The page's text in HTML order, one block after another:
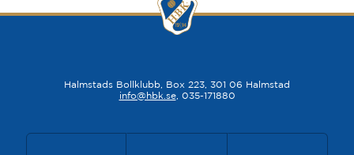
Halmstads Bollklubb, Box 223, 301 06 Halmstad
info@hbk.se, 035-171880